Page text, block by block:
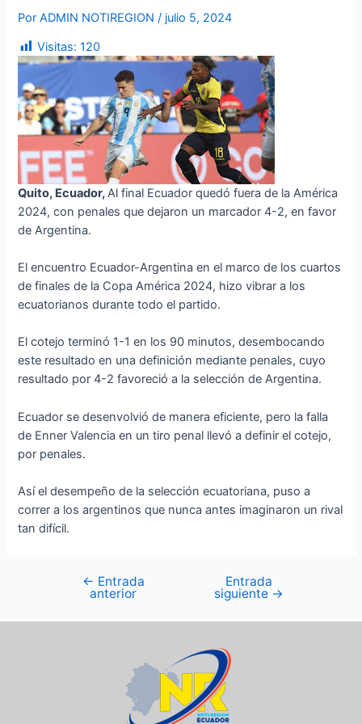
PorADMIN NOTIREGION/ julio 5, 2024
Visitas: 120
Quito, Ecuador,Al final Ecuador quedó fuera de la América
2024, con penales que dejaron un marcador 4-2, en favor
de Argentina.
El encuentro Ecuador-Argentina en el marco de los cuartos
de finales de la Copa América 2024, hizo vibrar a los
ecuatorianos durante todo el partido.
El cotejo terminó 1-1 en los 90 minutos, desembocando
este resultado en una definición mediante penales, cuyo
resultado por 4-2 favoreció a la selección de Argentina.
Ecuador se desenvolvió de manera eficiente, pero la falla
de Enner Valencia en un tiro penal llevó a definir el cotejo,
por penales.
Así el desempeño de la selección ecuatoriana, puso a
correr a los argentinos que nunca antes imaginaron un rival
tan difícil.
← Entrada
anterior
Entrada
siguiente →